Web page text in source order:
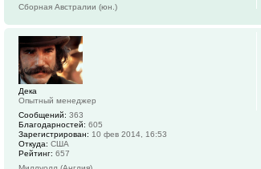
Сборная Австралии (юн.)
Дека
Опытный менеджер
Сообщений: 363
Благодарностей: 605
Зарегистрирован: 10 фев 2014, 16:53
Откуда: США
Рейтинг: 657